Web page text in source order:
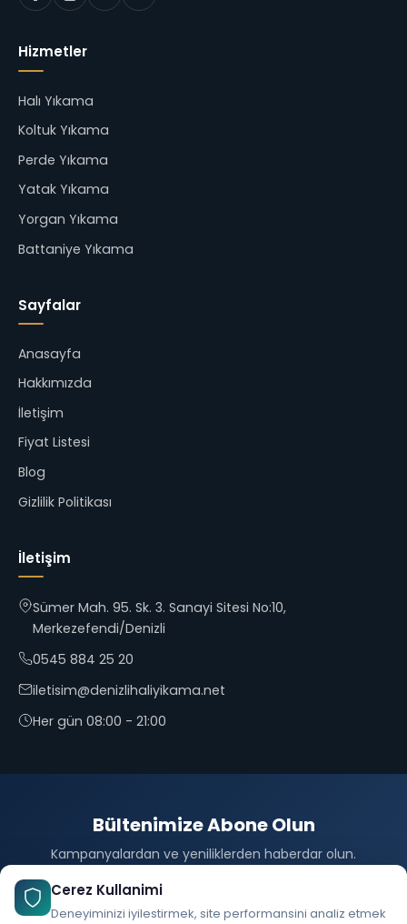
Hizmetler
Halı Yıkama
Koltuk Yıkama
Perde Yıkama
Yatak Yıkama
Yorgan Yıkama
Battaniye Yıkama
Sayfalar
Anasayfa
Hakkımızda
İletişim
Fiyat Listesi
Blog
Gizlilik Politikası
İletişim
Sümer Mah. 95. Sk. 3. Sanayi Sitesi No:10,
Merkezefendi/Denizli
0545 884 25 20
iletisim@denizlihaliyikama.net
Her gün 08:00 - 21:00
Bültenimize Abone Olun
Kampanyalardan ve yeniliklerden haberdar olun.
Cerez Kullanimi
Deneyiminizi iyilestirmek, site performansini analiz etmek